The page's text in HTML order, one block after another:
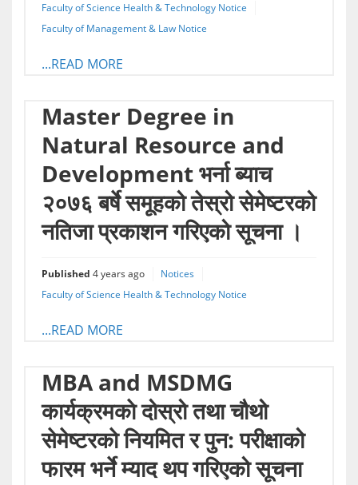
Faculty of Science Health & Technology Notice
Faculty of Management & Law Notice
...READ MORE
Master Degree in
Natural Resource and
Development भर्ना ब्याच
२०७६ बर्षे समूहको तेस्रो सेमेष्टरको
नतिजा प्रकाशन गरिएको सूचना ।
Published 4 years ago
Notices
Faculty of Science Health & Technology Notice
...READ MORE
MBA and MSDMG
कार्यक्रमकाे दोस्रो तथा चौथो
सेमेष्टरकाे नियमित र पुन: परीक्षाको
फारम भर्ने म्याद थप गरिएको सूचना